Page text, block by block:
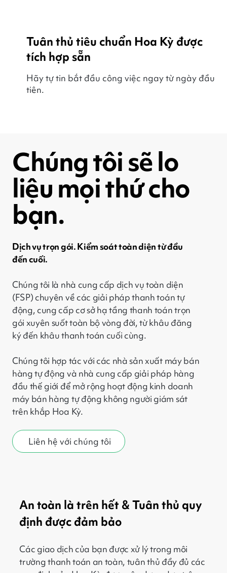
Tuân thủ tiêu chuẩn Hoa Kỳ được
tích hợp sẵn
Hãy tự tin bắt đầu công việc ngay từ ngày đầu
tiên.
Chúng tôi sẽ lo
liệu mọi thứ cho
bạn.
Dịch vụ trọn gói. Kiểm soát toàn diện từ đầu
đến cuối.
Chúng tôi là nhà cung cấp dịch vụ toàn diện
(FSP) chuyên về các giải pháp thanh toán tự
động, cung cấp cơ sở hạ tầng thanh toán trọn
gói xuyên suốt toàn bộ vòng đời, từ khâu đăng
ký đến khâu thanh toán cuối cùng.
Chúng tôi hợp tác với các nhà sản xuất máy bán
hàng tự động và nhà cung cấp giải pháp hàng
đầu thế giới để mở rộng hoạt động kinh doanh
máy bán hàng tự động không người giám sát
trên khắp Hoa Kỳ.
Liên hệ với chúng tôi
An toàn là trên hết & Tuân thủ quy
định được đảm bảo
Các giao dịch của bạn được xử lý trong môi
trường thanh toán an toàn, tuân thủ đầy đủ các